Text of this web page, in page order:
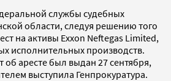
службы судебных
области, следуя решению того
на активы Exxon Neftegas Limited,
исполнительных производств.
аресте был выдан 27 сентября,
выступила Генпрокуратура.